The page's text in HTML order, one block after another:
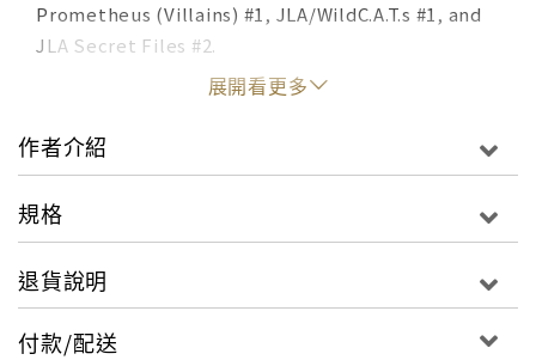
Prometheus (Villains) #1, JLA/WildC.A.T.s #1, and
JLA Secret Files #2.
展開看更多
作者介紹
規格
退貨說明
付款/配送